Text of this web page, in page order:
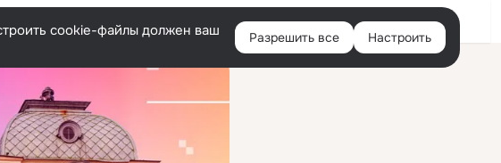
Войти
cookie-файлы должен ваш
Разрешить все Настроить